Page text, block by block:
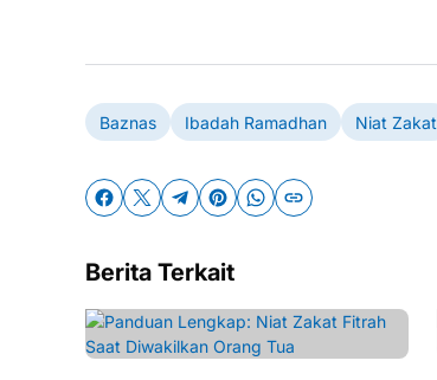
Baznas Ibadah Ramadhan Niat Zakat
Berita Terkait